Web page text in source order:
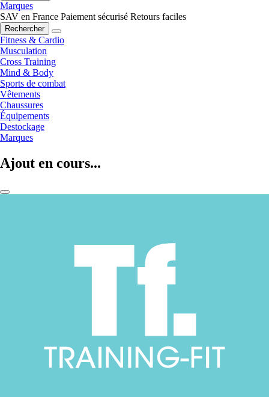
Marques
SAV en France Paiement sécurisé Retours faciles
Rechercher
Fitness & Cardio
Musculation
Cross Training
Mind & Body
Sports de combat
Vêtements
Chaussures
Équipements
Destockage
Marques
Ajout en cours...